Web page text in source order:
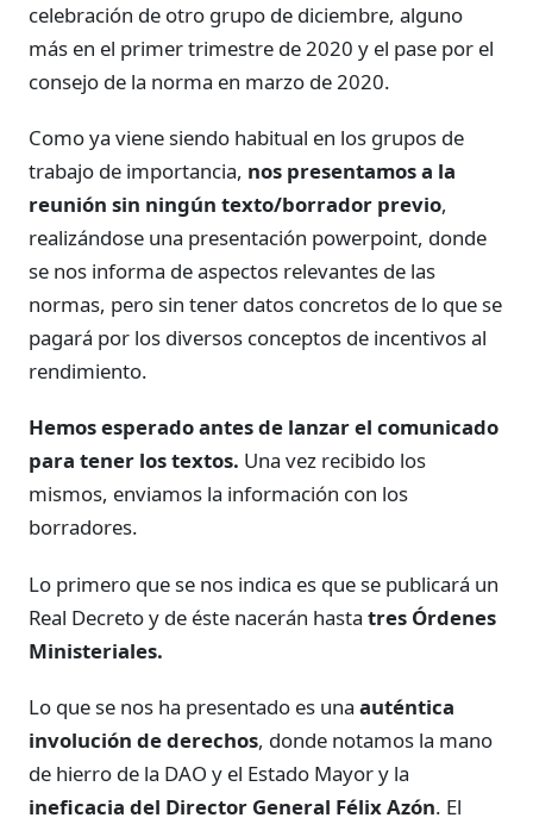
celebración de otro grupo de diciembre, alguno
más en el primer trimestre de 2020 y el pase por el
consejo de la norma en marzo de 2020.
Como ya viene siendo habitual en los grupos de
trabajo de importancia, nos presentamos a la
reunión sin ningún texto/borrador previo,
realizándose una presentación powerpoint, donde
se nos informa de aspectos relevantes de las
normas, pero sin tener datos concretos de lo que se
pagará por los diversos conceptos de incentivos al
rendimiento.
Hemos esperado antes de lanzar el comunicado
para tener los textos. Una vez recibido los
mismos, enviamos la información con los
borradores.
Lo primero que se nos indica es que se publicará un
Real Decreto y de éste nacerán hasta tres Órdenes
Ministeriales.
Lo que se nos ha presentado es una auténtica
involución de derechos, donde notamos la mano
de hierro de la DAO y el Estado Mayor y la
ineficacia del Director General Félix Azón. El